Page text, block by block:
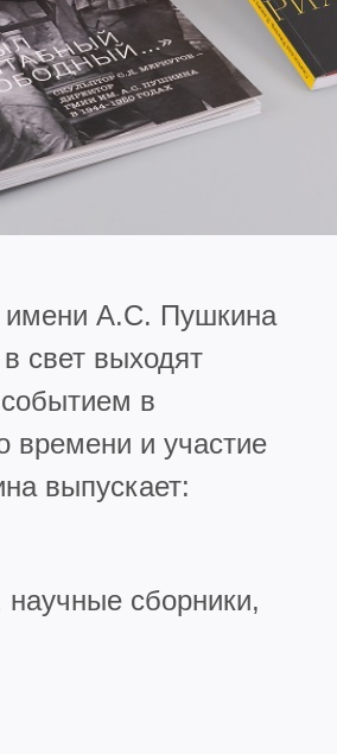
имени А.С. Пушкина
свет выходят
в
времени и участие
выпускает:
сборники,